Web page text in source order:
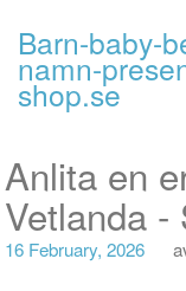
Barn-baby-
namn-
shop.se
Anlita en
Vetlanda -
16 February, 2026